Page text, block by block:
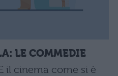
LE COMMEDIE
il cinema come si è